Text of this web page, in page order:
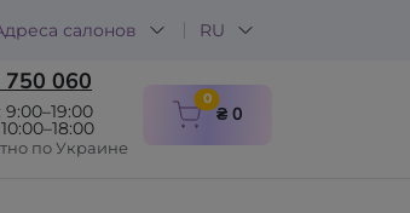
салонов RU
060
по Украине
0items in cart
₴ 0